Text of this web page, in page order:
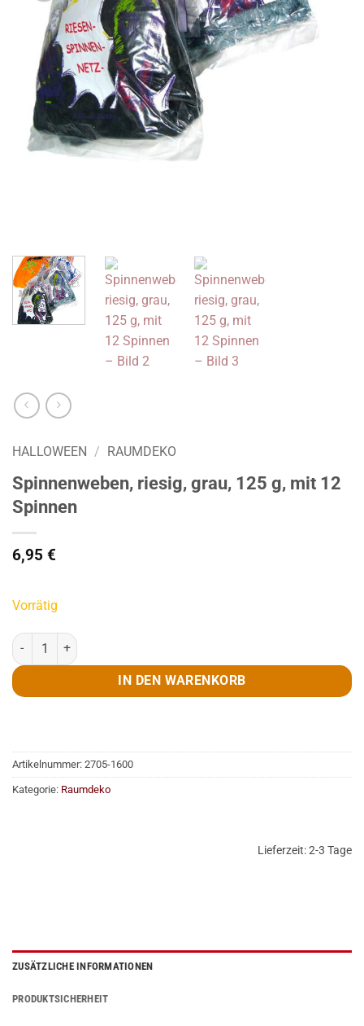
HALLOWEEN / RAUMDEKO
Spinnenweben, riesig, grau, 125 g, mit 12
Spinnen
6,95 €
Vorrätig
Spinnenweben, riesig, grau, 125 g, mit 12 Spinnen Menge
IN DEN WARENKORB
Artikelnummer: 2705-1600
Kategorie: Raumdeko
Lieferzeit:2-3 Tage
ZUSÄTZLICHE INFORMATIONEN
PRODUKTSICHERHEIT